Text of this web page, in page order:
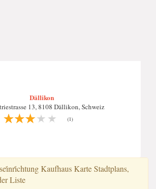
Dällikon
13, 8108 Dällikon, Schweiz
(1)
Kaufhaus Karte Stadtplans,
Liste